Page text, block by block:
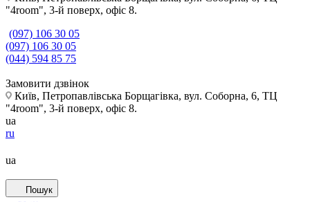
"4room", 3-й поверх, офіс 8.
(097) 106 30 05
(097) 106 30 05
(044) 594 85 75
Замовити дзвінок
Київ, Петропавлівська Борщагівка, вул. Соборна, 6, ТЦ
"4room", 3-й поверх, офіс 8.
ua
ru
ua
Пошук